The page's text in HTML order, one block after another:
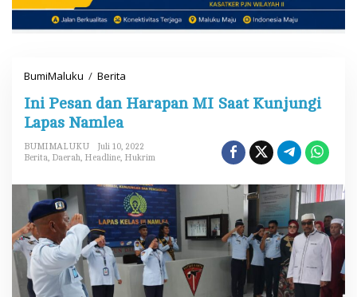
BumiMaluku / Berita
i
s
a
n
a
n
H
a
r
a
p
Ini Pesan dan Harapan MI Saat Kunjungi
Lapas Namlea
BUMIMALUKU
Juli 10, 2022
Berita, Daerah, Headline, Hukrim